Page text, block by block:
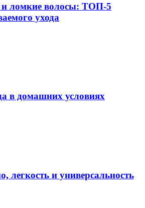
и ломкие волосы: ТОП-5
ухода
в домашних условиях
легкость и универсальность